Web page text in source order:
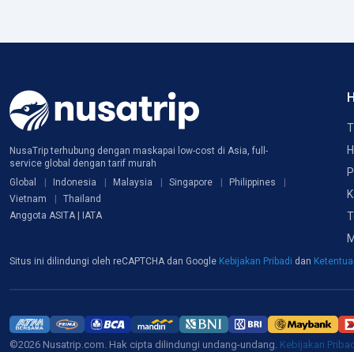
NusaTrip terhubung dengan maskapai low-cost di Asia, full-
service global dengan tarif murah
Global
Indonesia Malaysia Singapore
Philippines
Vietnam
Thailand
Anggota ASITA | IATA
Situs ini dilindungi oleh reCAPTCHA dan Google Kebijakan Pribadi dan
©2026 Nusatrip.com. Hak cipta dilindungi undang-undang. Kebijakan